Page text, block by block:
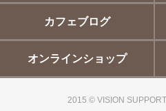
カフェブログ
オンラインショップ
2015 © VISION